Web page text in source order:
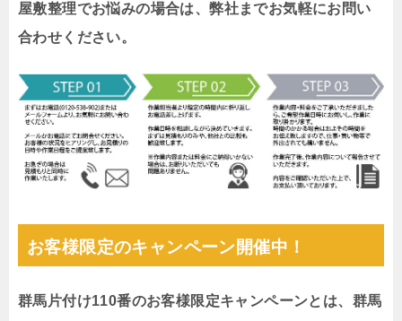
屋敷整理でお悩みの場合は、弊社までお気軽にお問い
合わせください。
お客様限定のキャンペーン開催中！
群馬片付け110番のお客様限定キャンペーンとは、群馬